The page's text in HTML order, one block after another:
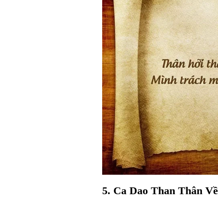
5. Ca Dao Than Thân